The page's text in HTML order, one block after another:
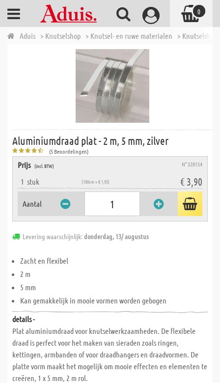
Aduis > Knutselshop > Knutsel- en ruwe materialen >
Aluminiumdraad plat - 2 m, 5 mm, zilver
(5 Beoordelingen)
Prijs (incl. BTW) N° 320154
1 stuk (100cm = € 1,95) € 3,90
Aantal
Levering waarschijnlijk:donderdag, 13/ augustus
Zacht en flexibel
2 m
5 mm
Kan gemakkelijk in mooie vormen worden gebogen
details -
Plat aluminiumdraad voor knutselwerkzaamheden. De flexibele
draad is perfect voor het maken van sieraden zoals ringen,
kettingen, armbanden of voor draadhangers en draadvormen. De
platte vorm maakt het mogelijk om mooie effecten en elementen te
creëren, 1 x 5 mm, 2 m rol.
0